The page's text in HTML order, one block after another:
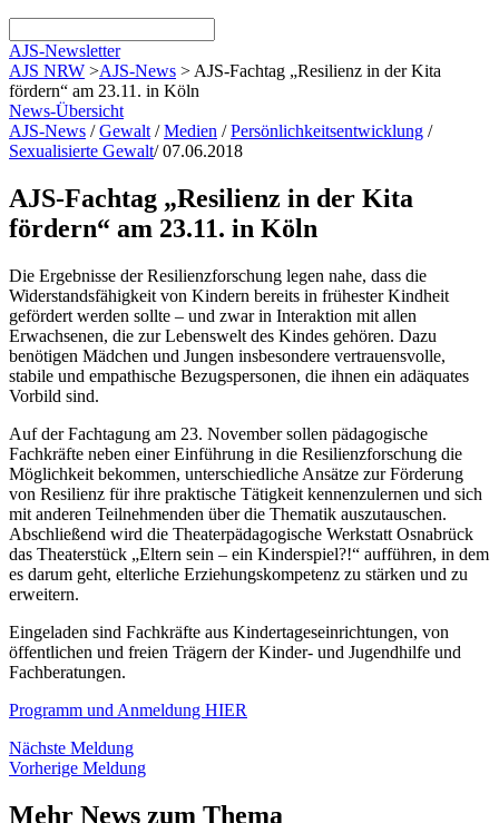
AJS-Newsletter
AJS NRW >AJS-News > AJS-Fachtag „Resilienz in der Kita
fördern“ am 23.11. in Köln
News-Übersicht
AJS-News /Gewalt /Medien /Persönlichkeitsentwicklung /
Sexualisierte Gewalt/07.06.2018
AJS-Fachtag „Resilienz in der Kita
fördern“ am 23.11. in Köln
Die Ergebnisse der Resilienzforschung legen nahe, dass die
Widerstandsfähigkeit von Kindern bereits in frühester Kindheit
gefördert werden sollte – und zwar in Interaktion mit allen
Erwachsenen, die zur Lebenswelt des Kindes gehören. Dazu
benötigen Mädchen und Jungen insbesondere vertrauensvolle,
stabile und empathische Bezugspersonen, die ihnen ein adäquates
Vorbild sind.
Auf der Fachtagung am 23. November sollen pädagogische
Fachkräfte neben einer Einführung in die Resilienzforschung die
Möglichkeit bekommen, unterschiedliche Ansätze zur Förderung
von Resilienz für ihre praktische Tätigkeit kennenzulernen und sich
mit anderen Teilnehmenden über die Thematik auszutauschen.
Abschließend wird die Theaterpädagogische Werkstatt Osnabrück
das Theaterstück „Eltern sein – ein Kinderspiel?!“ aufführen, in dem
es darum geht, elterliche Erziehungskompetenz zu stärken und zu
erweitern.
Eingeladen sind Fachkräfte aus Kindertageseinrichtungen, von
öffentlichen und freien Trägern der Kinder- und Jugendhilfe und
Fachberatungen.
Programm und Anmeldung HIER
Nächste Meldung
Vorherige Meldung
Mehr News zum Thema